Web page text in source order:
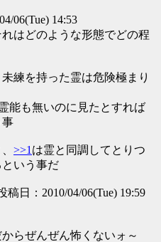
06(Tue) 14:53
はどのような形態でどの程
練を持った霊は危険極まり
能も無いのに見たとすれば
事
>>1 は霊と同調してとりつ
いう事だ
稿日：2010/04/06(Tue) 19:59
らぜんぜん怖くないォ～